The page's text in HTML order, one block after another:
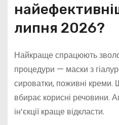
липня 2026?
Найкраще спрацюють
процедури — маски з
сироватки, поживні креми.
вбирає корисні речовини.
ін’єкції краще відкласти.